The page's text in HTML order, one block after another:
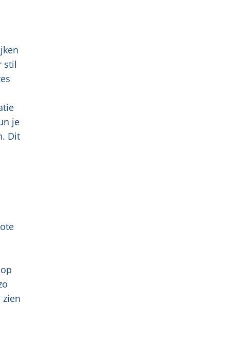
stil
je
Dit